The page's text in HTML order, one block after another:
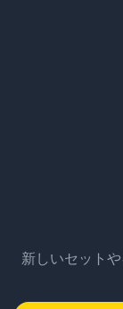
新しいセット